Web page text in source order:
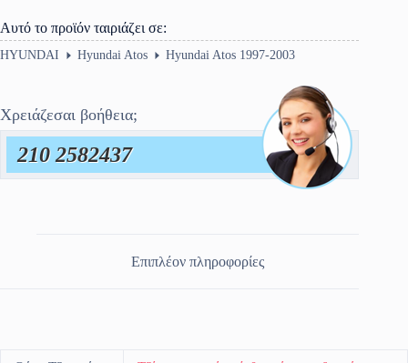
Αυτό το προϊόν ταιριάζει σε:
HYUNDAI Hyundai Atos Hyundai Atos 1997-2003
Χρειάζεσαι βοήθεια;
210 2582437
Επιπλέον πληροφορίες